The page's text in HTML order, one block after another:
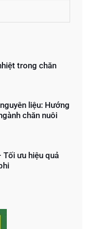
trong chăn
liệu: Hướng
chăn nuôi
Tối ưu hiệu quả